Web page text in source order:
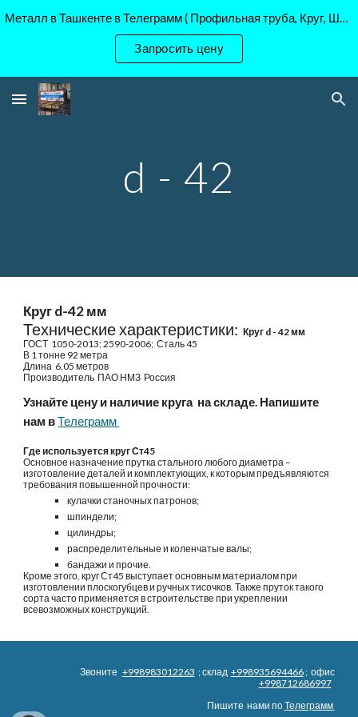
Skip to navigation
Металл в Ташкенте в Телеграмм ( Профильная труба, Круг, Шестигранник Ст45, 40Х, )
Запросить цену
d - 42
Круг d-42 мм
Технические характеристики: Круг d - 42 мм
ГОСТ 1050-2013; 2590-2006; Сталь 45
В 1 тонне 92 метра
Длина 6,05 метров
Производитель ПАО НМЗ Россия
Узнайте цену и наличие круга на складе. Напишите
нам в Телеграмм
Где используется круг Ст45
Основное назначение прутка стального любого диаметра –
изготовление деталей и комплектующих, к которым предъявляются
требования повышенной прочности:
кулачки станочных патронов;
шпиндели;
цилиндры;
распределительные и коленчатые валы;
бандажи и прочие.
Кроме этого, круг Ст45 выступает основным материалом при
изготовлении плоскогубцев и ручных тисочков. Также пруток такого
сорта часто применяется в строительстве при укреплении
всевозможных конструкций.
Звоните +998983012263 ; склад +998935694466; офис
+998712686997
Пишите нами поТелеграмм